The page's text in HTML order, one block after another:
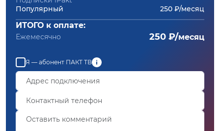
Популярный
250 ₽/месяц
ИТОГО к оплате:
Ежемесячно 250 ₽/месяц
Я — абонент ПАКТ ТВ